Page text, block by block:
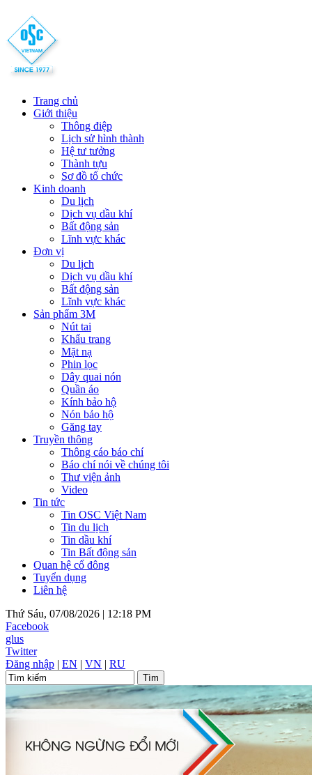
Trang chủ
Giới thiệu
Thông điệp
Lịch sử hình thành
Hệ tư tưởng
Thành tựu
Sơ đồ tổ chức
Kinh doanh
Du lịch
Dịch vụ dầu khí
Bất động sản
Lĩnh vực khác
Đơn vị
Du lịch
Dịch vụ dầu khí
Bất động sản
Lĩnh vực khác
Sản phẩm 3M
Nút tai
Khẩu trang
Mặt nạ
Phin lọc
Dây quai nón
Quần áo
Kính bảo hộ
Nón bảo hộ
Găng tay
Truyền thông
Thông cáo báo chí
Báo chí nói về chúng tôi
Thư viện ảnh
Video
Tin tức
Tin OSC Việt Nam
Tin du lịch
Tin dầu khí
Tin Bất động sản
Quan hệ cổ đông
Tuyển dụng
Liên hệ
Thứ Sáu, 07/08/2026 | 12:18 PM
Facebook
glus
Twitter
Đăng nhập | EN | VN | RU